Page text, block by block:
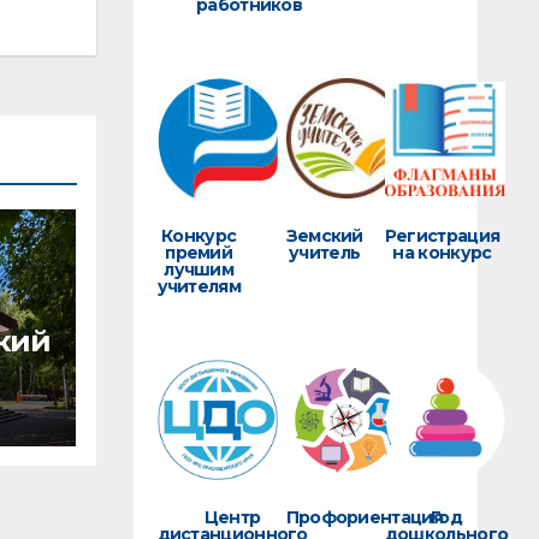
работников
Конкурс
премий
лучшим
учителям
Земский
учитель
Регистрация
на конкурс
Центр
дистанционного
ПрофориентацияГод
дошкольного